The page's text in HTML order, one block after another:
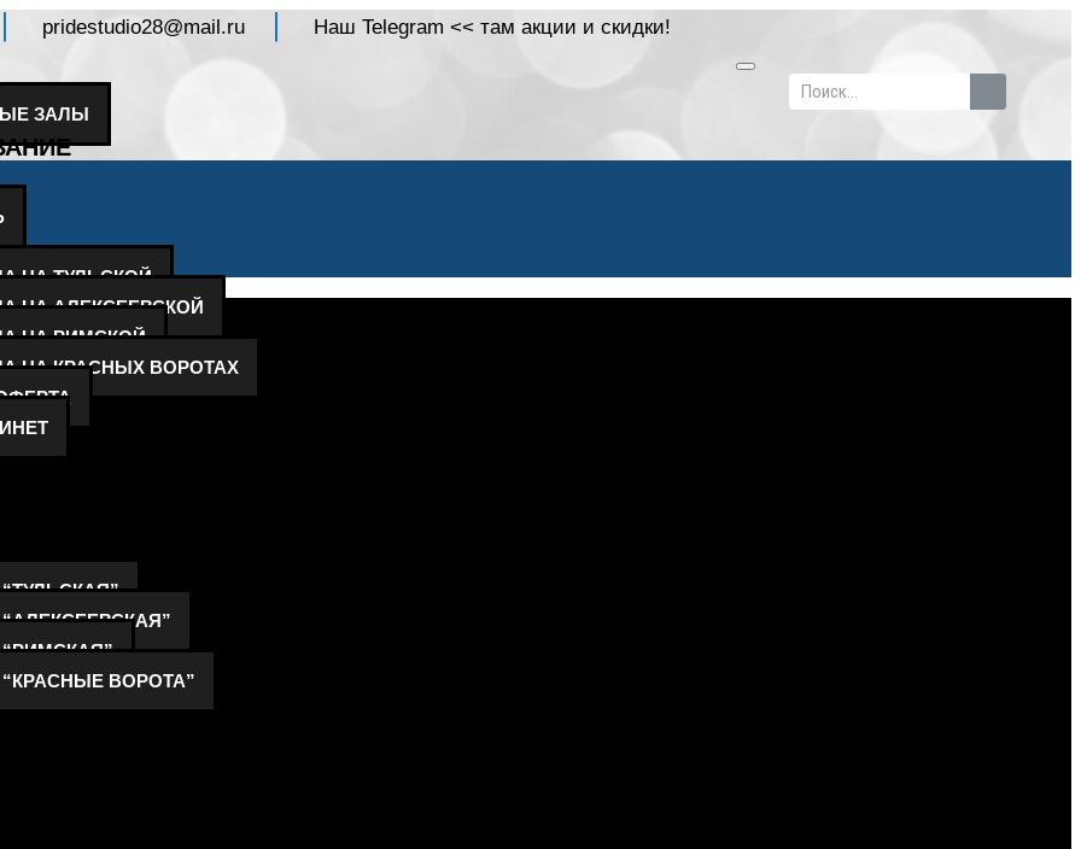
pridestudio28@mail.ru Наш Telegram << там акции и скидки!
ЗАЛЫ
НА ТУЛЬСКОЙ
НА АЛЕКСЕЕВСКОЙ
НА РИМСКОЙ
НА КРАСНЫХ ВОРОТАХ
ВОРОТА”